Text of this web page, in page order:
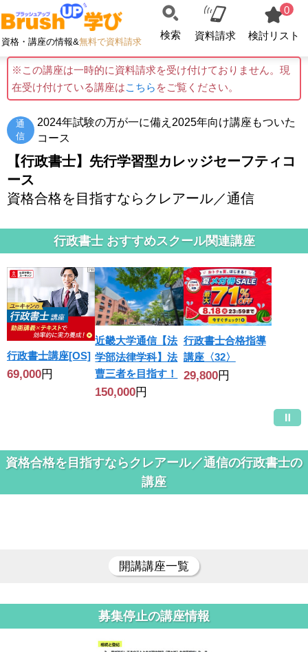
資格・講座の情報&無料で資料請求
検索 資料請求
0
検討リスト
※この講座は一時的に資料請求を受け付けておりません。現
在受け付けている講座はこちら をご覧ください。
通
信
2024年試験の万が一に備え2025年向け講座もついた
コース
【行政書士】先行学習型カレッジセーフティコ
ース
資格合格を目指すならクレアール／通信
行政書士 おすすめスクール関連講座
行政書士講座[OS]
69,000円
近畿大学通信【法
学部法律学科】法
曹三者を目指す！
150,000円
行政書士合格指導
講座〈32〉
29,800円
資格合格を目指すならクレアール／通信の行政書士の
講座
開講講座一覧
募集停止の講座情報